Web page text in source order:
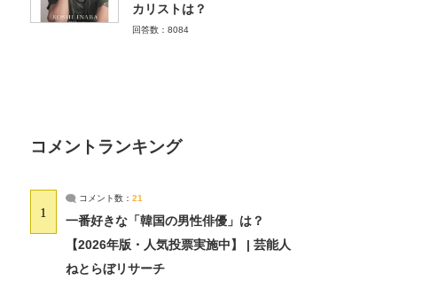
カリストは？
回答数：8084
コメントランキング
1
コメント数： 21
一番好きな「韓国の男性俳優」は？
【2026年版・人気投票実施中】 | 芸能人
ねとらぼリサーチ